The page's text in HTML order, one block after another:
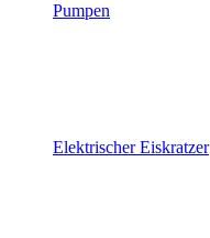
Pumpen
Elektrischer Eiskratzer